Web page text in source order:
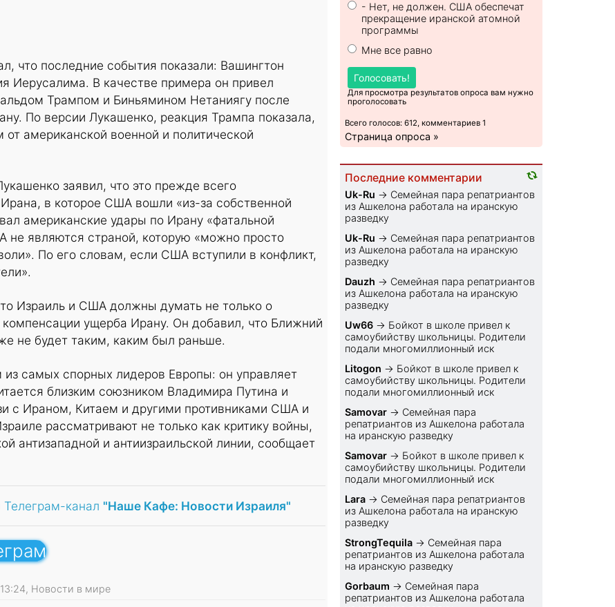
что последние события показали: Вашингтон
Иерусалима. В качестве примера он привел
Трампом и Биньямином Нетаниягу после
По версии Лукашенко, реакция Трампа показала,
от американской военной и политической
заявил, что это прежде всего
в которое США вошли «из-за собственной
американские удары по Ирану «фатальной
не являются страной, которую «можно просто
По его словам, если США вступили в конфликт,
Израиль и США должны думать не только о
ущерба Ирану. Он добавил, что Ближний
не будет таким, каким был раньше.
самых спорных лидеров Европы: он управляет
близким союзником Владимира Путина и
с Ираном, Китаем и другими противниками США и
рассматривают не только как критику войны,
антизападной и антиизраильской линии, сообщает
канал "Наше Кафе: Новости Израиля"
Новости в мире
- Нет, не должен. США обеспечат
прекращение иранской атомной
программы
Мне все равно
Голосовать!
Для просмотра результатов опроса вам нужно
проголосовать
Всего голосов: 612, комментариев 1
Страница опроса »
Последние комментарии
Uk-Ru → Семейная пара репатриантов
из Ашкелона работала на иранскую
разведку
Uk-Ru → Семейная пара репатриантов
из Ашкелона работала на иранскую
разведку
Dauzh → Семейная пара репатриантов
из Ашкелона работала на иранскую
разведку
Uw66 → Бойкот в школе привел к
самоубийству школьницы. Родители
подали многомиллионный иск
Litogon → Бойкот в школе привел к
самоубийству школьницы. Родители
подали многомиллионный иск
Samovar → Семейная пара
репатриантов из Ашкелона работала
на иранскую разведку
Samovar → Бойкот в школе привел к
самоубийству школьницы. Родители
подали многомиллионный иск
Lara → Семейная пара репатриантов
из Ашкелона работала на иранскую
разведку
StrongTequila → Семейная пара
репатриантов из Ашкелона работала
на иранскую разведку
Gorbaum → Семейная пара
репатриантов из Ашкелона работала